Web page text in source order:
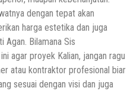
dengan tepat akan
harga estetika dan juga
Bilamana Sis
agar proyek Kalian, jangan ragu
atau kontraktor profesional biar
sesuai dengan visi dan juga